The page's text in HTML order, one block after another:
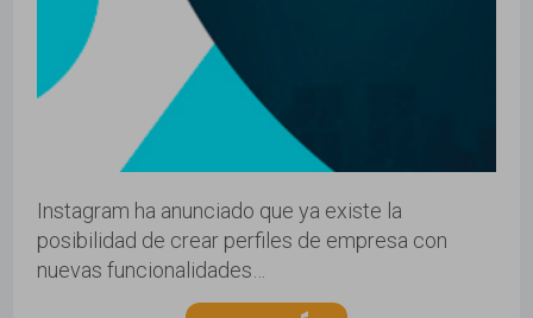
Instagram ha anunciado que ya existe la
posibilidad de crear perfiles de empresa con
nuevas funcionalidades…